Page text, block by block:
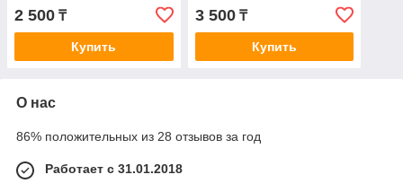
2 500 ₸
Купить
3 500₸
Купить
О нас
86% положительных из 28 отзывов за год
Работает с 31.01.2018